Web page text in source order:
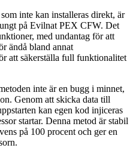
inte kan installeras direkt, är
på Evilnat PEX CFW. Det
med undantag för att
ändå bland annat
att säkerställa full funktionalitet
inte är en bugg i minnet,
Genom att skicka data till
kan egen kod injiceras
startar. Denna metod är stabil
på 100 procent och ger en